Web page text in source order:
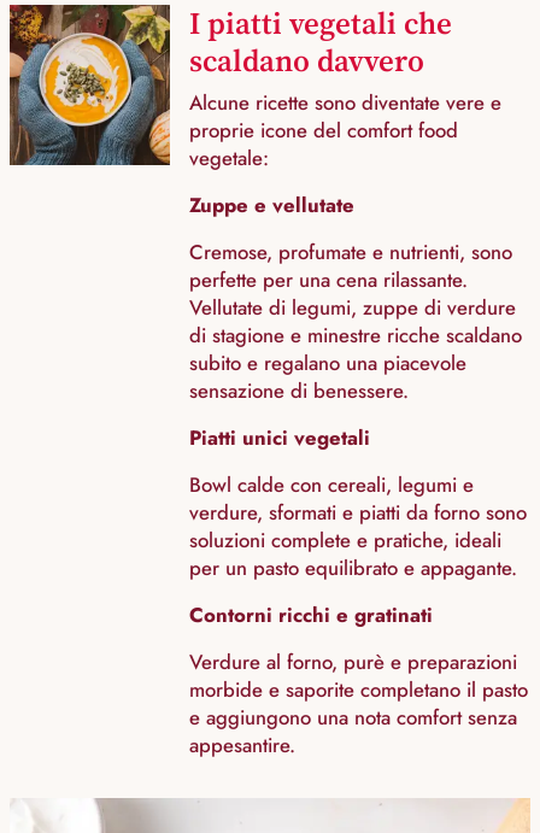
I piatti vegetali che
scaldano davvero
Alcune ricette sono diventate vere e
proprie icone del comfort food
vegetale:
Zuppe e vellutate
Cremose, profumate e nutrienti, sono
perfette per una cena rilassante.
Vellutate di legumi, zuppe di verdure
di stagione e minestre ricche scaldano
subito e regalano una piacevole
sensazione di benessere.
Piatti unici vegetali
Bowl calde con cereali, legumi e
verdure, sformati e piatti da forno sono
soluzioni complete e pratiche, ideali
per un pasto equilibrato e appagante.
Contorni ricchi e gratinati
Verdure al forno, purè e preparazioni
morbide e saporite completano il pasto
e aggiungono una nota comfort senza
appesantire.